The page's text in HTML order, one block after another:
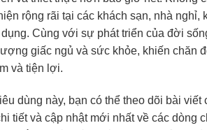
rộng rãi tại các khách sạn, nhà nghỉ,
Cùng với sự phát triển của đời
giấc ngủ và sức khỏe, khiến chăn
và tiện lợi.
dùng này, bạn có thể theo dõi bài viết
tiết và cập nhật mới nhất về các dòng